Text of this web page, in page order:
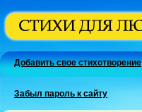
Добавить свое стихотворение
Забыл пароль к сайту